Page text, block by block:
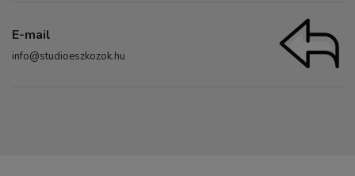
E-mail
info@studioeszkozok.hu